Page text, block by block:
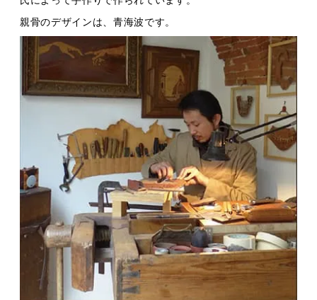
親骨のデザインは、青海波です。